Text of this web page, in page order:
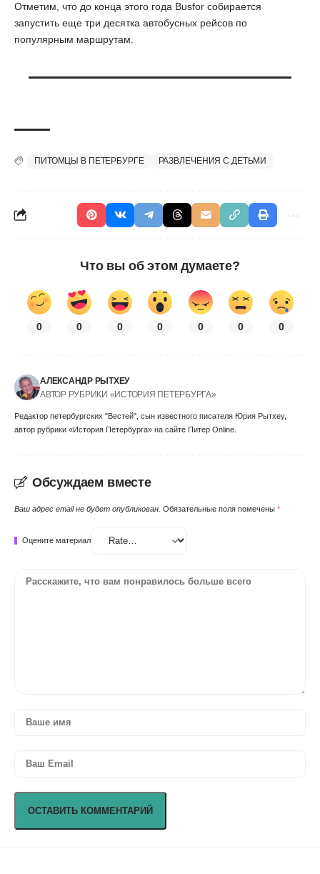
Отметим, что до конца этого года Busfor собирается
запустить еще три десятка автобусных рейсов по
популярным маршрутам.
ПИТОМЦЫ В ПЕТЕРБУРГЕ РАЗВЛЕЧЕНИЯ С ДЕТЬМИ
Что вы об этом думаете?
0 0 0 0 0 0 0
АЛЕКСАНДР РЫТХЕУ
АВТОР РУБРИКИ «ИСТОРИЯ ПЕТЕРБУРГА»
Редактор петербургских "Вестей", сын известного писателя Юрия Рытхеу,
автор рубрики «История Петербурга» на сайте Питер Online.
Обсуждаем вместе
Ваш адрес email не будет опубликован. Обязательные поля помечены *
Оцените материал